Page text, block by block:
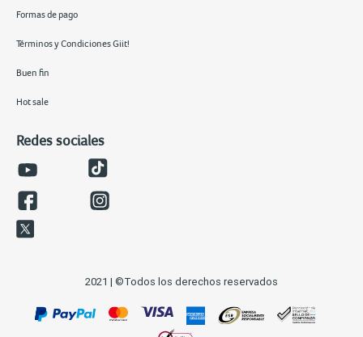
Formas de pago
Términos y Condiciones Giit!
Buen fin
Hot sale
Redes sociales
2021 | ©Todos los derechos reservados